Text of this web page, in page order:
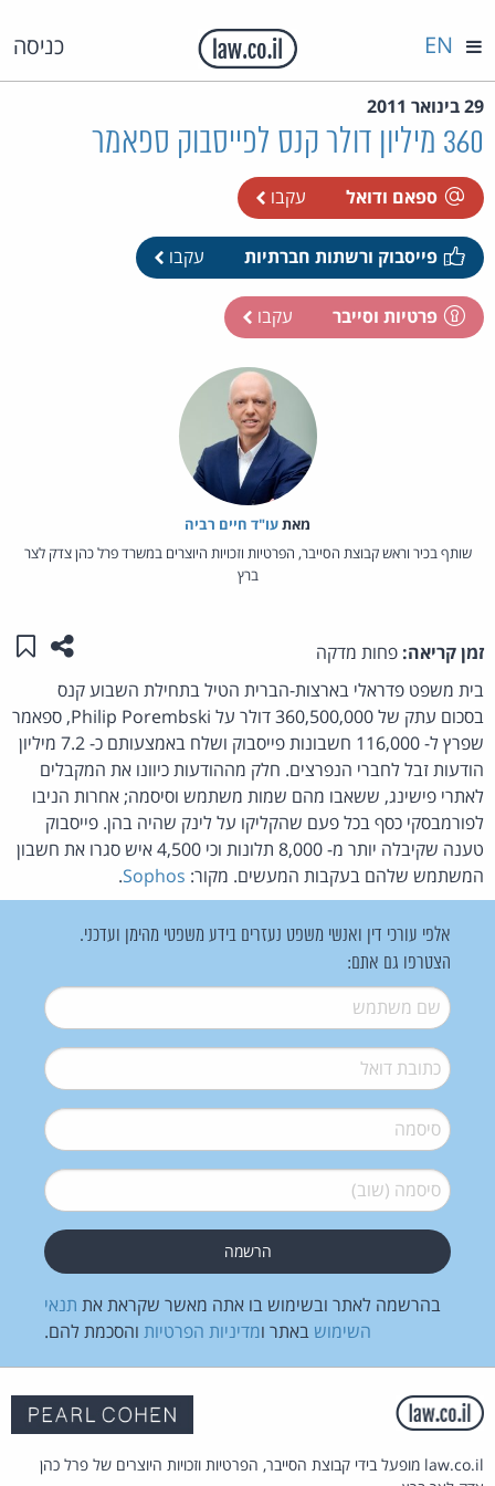
כניסה EN
29 בינואר 2011
360 מיליון דולר קנס לפייסבוק ספאמר
ספאם ודואל עקבו
פייסבוק ורשתות חברתיות עקבו
פרטיות וסייבר עקבו
מאת‏עו"ד חיים רביה
שותף בכיר וראש קבוצת הסייבר, הפרטיות וזכויות היוצרים במשרד פרל כהן צדק לצר
ברץ
זמן קריאה: פחות מדקה שתפו
בית משפט פדראלי בארצות-הברית הטיל בתחילת השבוע קנס
בסכום עתק של 360,500,000 דולר על Philip Porembski, ספאמר
שפרץ ל- 116,000 חשבונות פייסבוק ושלח באמצעותם כ- 7.2 מיליון
הודעות זבל לחברי הנפרצים. חלק מההודעות כיוונו את המקבלים
לאתרי פישינג, ששאבו מהם שמות משתמש וסיסמה; אחרות הניבו
לפורמבסקי כסף בכל פעם שהקליקו על לינק שהיה בהן. פייסבוק
טענה שקיבלה יותר מ- 8,000 תלונות וכי 4,500 איש סגרו את חשבון
המשתמש שלהם בעקבות המעשים. מקור: Sophos
.
אלפי עורכי דין ואנשי משפט נעזרים בידע משפטי מהימן ועדכני.
הצטרפו גם אתם:
שם משתמש*
דואל*
סיסמה*
סיסמה (שוב)*
בהרשמה לאתר ובשימוש בו אתה מאשר שקראת את תנאי
השימוש באתר ומדיניות הפרטיות והסכמת להם.
law.co.il מופעל בידי קבוצת הסייבר, הפרטיות וזכויות היוצרים של פרל כהן